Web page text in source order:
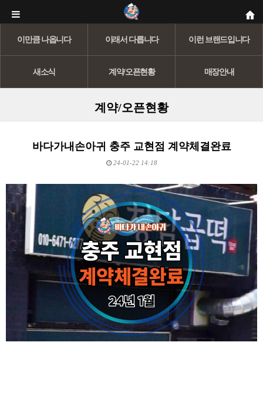
이만큼 나옵니다 이래서 다릅니다 이런 브랜드입니다
새소식 계약/오픈현황 매장안내
계약/오픈현황
바다가내손아귀 충주 교현점 계약체결완료
24-01-22 14:18
본문